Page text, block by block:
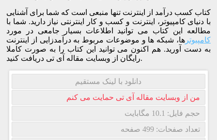
کتاب کسب درآمد از اینترنت تنها منبعی است که شما برای آشنایی
با دنیای کامپیوتر، اینترنت و کسب و کار اینترنتی نیاز دارید. شما با
مطالعه این کتاب می توانید اطلاعات بسیار جامعی در مورد
کامپیوتر ها، شبکه ها و موضوعات مربوط به درآمدزایی از اینترنت
به دست آورید. هم اکنون می توانید این کتاب را به صورت کاملا
رایگان از وبسایت مقاله آی تی دریافت کنید.
دانلود با لینک مستقیم
من از وبسایت مقاله آی تی حمایت می کنم
حجم فایل: 10.1 مگابایت
تعداد صفحات: 499 صفحه